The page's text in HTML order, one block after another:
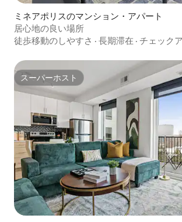
ミネアポリスのマンション・アパート
居心地の良い場所
徒歩移動のしやすさ · 長期滞在 · チェック
スーパーホスト
スーパーホスト